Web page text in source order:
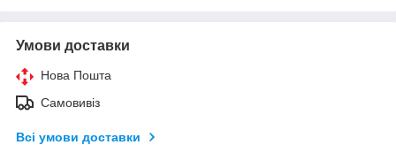
Умови доставки
Нова Пошта
Самовивіз
Всі умови доставки